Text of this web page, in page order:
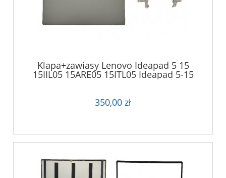
Klapa+zawiasy Lenovo Ideapad 5 15
15IIL05 15ARE05 15ITL05 Ideapad 5-15
350,00 zł